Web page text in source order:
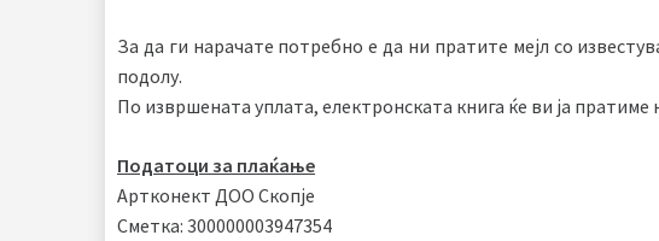
За да ги нарачате потребно е да ни пратите мејл со
подолу.
По извршената уплата, електронската книга ќе ви ја
Податоци за плаќање
Артконект ДОО Скопје
Сметка: 300000003947354